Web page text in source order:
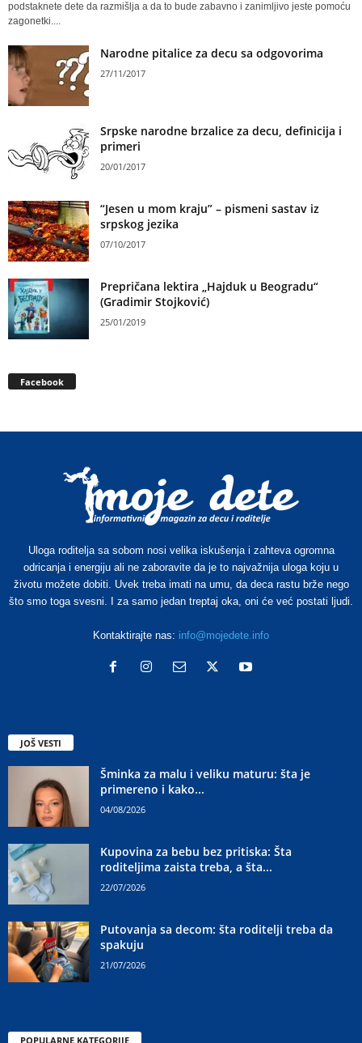
podstaknete dete da razmišlja a da to bude zabavno i zanimljivo jeste pomoću
zagonetki....
Narodne pitalice za decu sa odgovorima
27/11/2017
Srpske narodne brzalice za decu, definicija i
primeri
20/01/2017
“Jesen u mom kraju” – pismeni sastav iz
srpskog jezika
07/10/2017
Prepričana lektira „Hajduk u Beogradu“
(Gradimir Stojković)
25/01/2019
Facebook
Uloga roditelja sa sobom nosi velika iskušenja i zahteva ogromna
odricanja i energiju ali ne zaboravite da je to najvažnija uloga koju u
životu možete dobiti. Uvek treba imati na umu, da deca rastu brže nego
što smo toga svesni. I za samo jedan treptaj oka, oni će već postati ljudi.
Kontaktirajte nas: info@mojedete.info
JOŠ VESTI
Šminka za malu i veliku maturu: šta je
primereno i kako...
04/08/2026
Kupovina za bebu bez pritiska: Šta
roditeljima zaista treba, a šta...
22/07/2026
Putovanja sa decom: šta roditelji treba da
spakuju
21/07/2026
POPULARNE KATEGORIJE